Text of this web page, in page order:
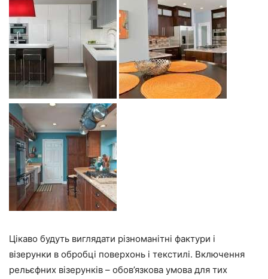
Цікаво будуть виглядати різноманітні фактури і
візерунки в обробці поверхонь і текстилі. Включення
рельєфних візерунків – обов’язкова умова для тих